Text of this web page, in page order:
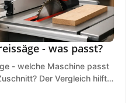
- was passt?
- welche Maschine passt
Der Vergleich hilft